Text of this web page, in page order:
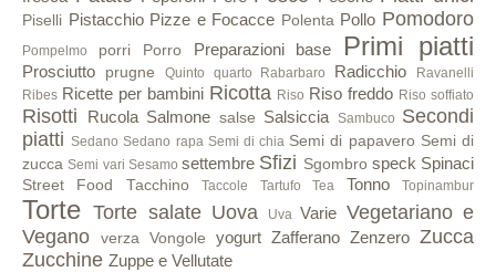
Piselli Pistacchio Pizze e Focacce Polenta Pollo Pomodoro
Pompelmo porri Porro Preparazioni base Primi piatti
Prosciutto prugne Quinto quarto Rabarbaro Radicchio
Ravanelli
Ribes Ricette per bambini Ricotta Riso Riso freddo Riso soffiato
Risotti Rucola Salmone salse Salsiccia Sambuco Secondi
piatti Sedano Sedano rapa Semi di chia Semi di papavero Semi di
zucca Semi vari Sesamo settembre Sfizi Sgombro speck Spinaci
Street Food Tacchino Taccole Tartufo Tea Tonno Topinambur
Torte Torte salate Uova Uva Varie Vegetariano e
Vegano
verza Vongole yogurt Zafferano Zenzero Zucca
Zucchine Zuppe e Vellutate